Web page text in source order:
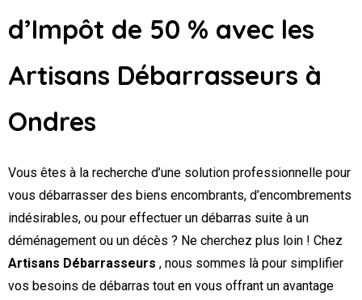
d’Impôt de 50 % avec les
Artisans Débarrasseurs à
Ondres
Vous êtes à la recherche d’une solution professionnelle pour
vous débarrasser des biens encombrants, d’encombrements
indésirables, ou pour effectuer un débarras suite à un
déménagement ou un décès ? Ne cherchez plus loin ! Chez
Artisans Débarrasseurs , nous sommes là pour simplifier
vos besoins de débarras tout en vous offrant un avantage